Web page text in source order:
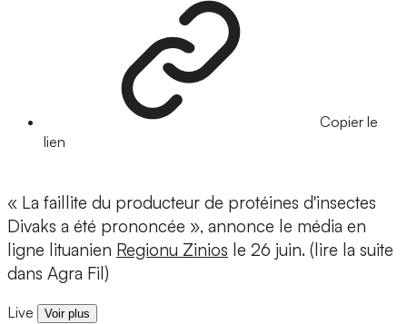
Copier le
lien
« La faillite du producteur de protéines d'insectes
Divaks a été prononcée », annonce le média en
ligne lituanien Regionu Zinios le 26 juin. (lire la suite
dans Agra Fil)
Live Voir plus